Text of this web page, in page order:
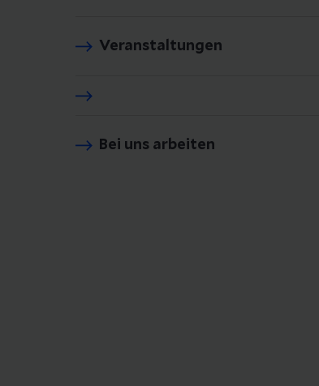
Veranstaltungen
Bei uns arbeiten